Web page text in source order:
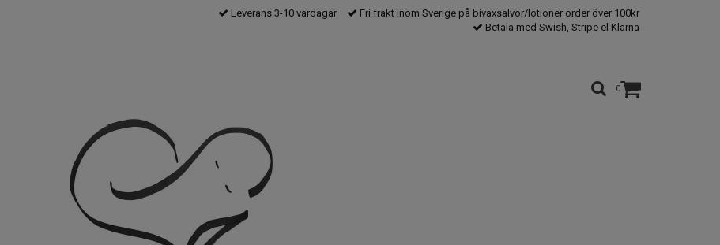
Leverans 3-10 vardagar
Fri frakt inom Sverige på bivaxsalvor/lotioner order över 100kr
Betala med Swish, Stripe el Klarna
0